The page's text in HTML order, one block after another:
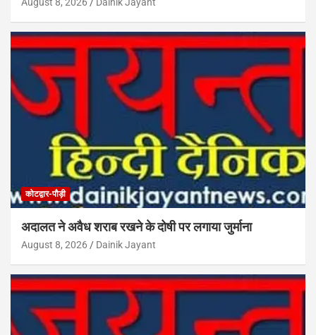
कोटद्वार-पौड़ी
अदालत ने अवैध शराब रखने के दोषी पर लगाया जुर्माना
August 8, 2026 Dainik Jayant